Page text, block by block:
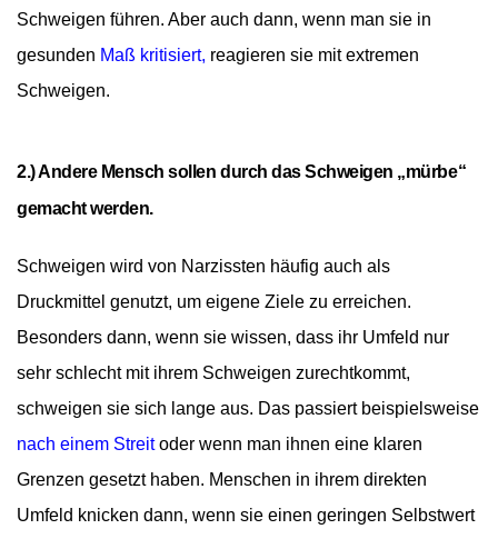
Schweigen führen. Aber auch dann, wenn man sie in
gesunden Maß kritisiert, reagieren sie mit extremen
Schweigen.
2.) Andere Mensch sollen durch das Schweigen „mürbe“
gemacht werden.
Schweigen wird von Narzissten häufig auch als
Druckmittel genutzt, um eigene Ziele zu erreichen.
Besonders dann, wenn sie wissen, dass ihr Umfeld nur
sehr schlecht mit ihrem Schweigen zurechtkommt,
schweigen sie sich lange aus. Das passiert beispielsweise
nach einem Streitoder wenn man ihnen eine klaren
Grenzen gesetzt haben. Menschen in ihrem direkten
Umfeld knicken dann, wenn sie einen geringen Selbstwert